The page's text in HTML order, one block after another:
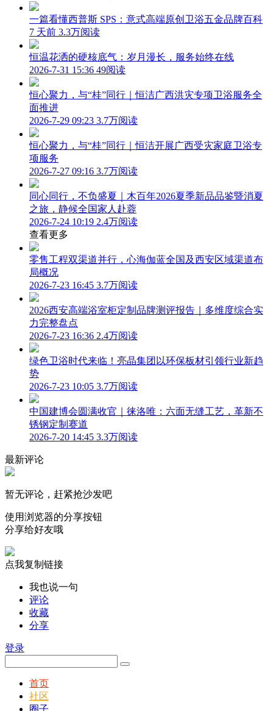
一篇看懂西普斯 SPS：意式高端原创卫浴五金品牌百科
7 天前 3.3万阅读
恒温花洒的硬核底气：岁月漫长，服务始终在线
2026-7-31 15:36 49阅读
恒心聚力，与“桂”同行｜恒洁广西洪灾专项卫浴服务全
面推进
2026-7-29 09:23 3.7万阅读
恒心聚力，与“桂”同行｜恒洁开展广西受灾家庭卫浴专
项服务
2026-7-27 09:16 3.7万阅读
同心同行，不负盛夏｜木百年2026夏季新品品鉴暨消夏
之旅，静候全国家人赴蓉
2026-7-24 10:19 2.4万阅读
查看更多
零售工程双渠道并行，心海伽蓝全国及西安区域渠道布
局概况
2026-7-23 16:45 3.7万阅读
2026西安高端浴室柜定制品牌测评报告｜多维度综合实
力完整盘点
2026-7-23 16:36 2.4万阅读
绿色卫浴时代来临！亮晶集团以环保板材引领行业新趋
势
2026-7-23 10:05 3.7万阅读
中国建博会圆满收官｜徕洛唯：六面无缝工艺，革新不
锈钢定制赛道
2026-7-20 14:45 3.3万阅读
最新评论
暂无评论，赶紧抢沙发吧
使用浏览器的分享按钮
分享给好友哦
点我复制链接
我也说一句
评论
收藏
分享
登录
首页
社区
圈子